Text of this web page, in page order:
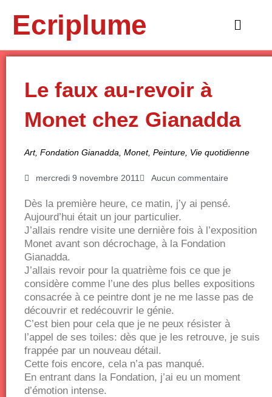
contenuEcriplume
Main
Le faux au-revoir à
Monet chez Gianadda
Art, Fondation Gianadda, Monet, Peinture, Vie quotidienne
mercredi 9 novembre 2011 Aucun commentaire
Dès la première heure, ce matin, j’y ai pensé.
Aujourd’hui était un jour particulier.
J’allais rendre visite une dernière fois à l’exposition
Monet avant son décrochage, à la Fondation
Gianadda.
J’allais revoir pour la quatrième fois ce que je
considère comme l’une des plus belles expositions
consacrée à ce peintre dont je ne me lasse pas de
découvrir et redécouvrir le génie.
C’est bien pour cela que je ne peux résister à
l’appel de ses toiles: dès que je les retrouve, je suis
frappée par un nouveau détail.
Cette fois encore, cela n’a pas manqué.
En entrant dans la Fondation, j’ai eu un moment
d’émotion intense.